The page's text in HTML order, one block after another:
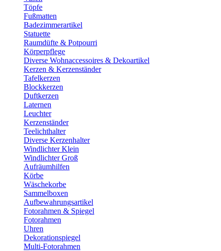
Töpfe
Fußmatten
Badezimmerartikel
Statuette
Raumdüfte & Potpourri
Körperpflege
Diverse Wohnaccessoires & Dekoartikel
Kerzen & Kerzenständer
Tafelkerzen
Blockkerzen
Duftkerzen
Laternen
Leuchter
Kerzenständer
Teelichthalter
Diverse Kerzenhalter
Windlichter Klein
Windlichter Groß
Aufräumhilfen
Körbe
Wäschekorbe
Sammelboxen
Aufbewahrungsartikel
Fotorahmen & Spiegel
Fotorahmen
Uhren
Dekorationspiegel
Multi-Fotorahmen